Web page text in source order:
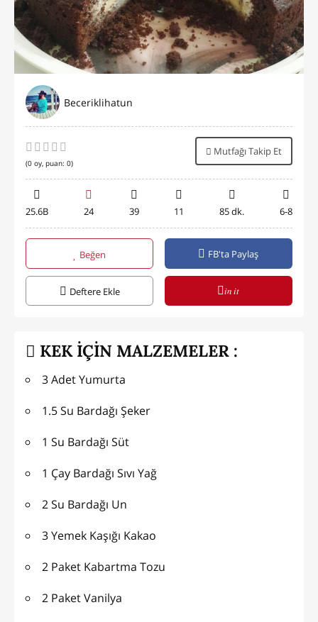
Beceriklihatun
(0 oy, puan: 0)
Mutfağı Takip Et
25.6B 24 39 11 85 dk. 6-8
Beğen FB'ta Paylaş
Deftere Ekle in it
KEK İÇİN MALZEMELER :
3 Adet Yumurta
1.5 Su Bardağı Şeker
1 Su Bardağı Süt
1 Çay Bardağı Sıvı Yağ
2 Su Bardağı Un
3 Yemek Kaşığı Kakao
2 Paket Kabartma Tozu
2 Paket Vanilya